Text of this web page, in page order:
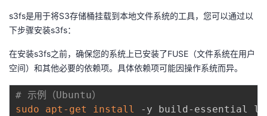
的
程
我
认
证
的
实
我
的
技
支
持
的
声
建
s3fs是用于将S3存储桶挂载到本地文件系统的工具，您可以通过以
下步骤安装s3fs：
在安装s3fs之前，确保您的系统上已安装了FUSE（文件系统在用户
空间）和其他必要的依赖项。具体依赖项可能因操作系统而异。
# 示例（Ubuntu）
sudo
apt-get install